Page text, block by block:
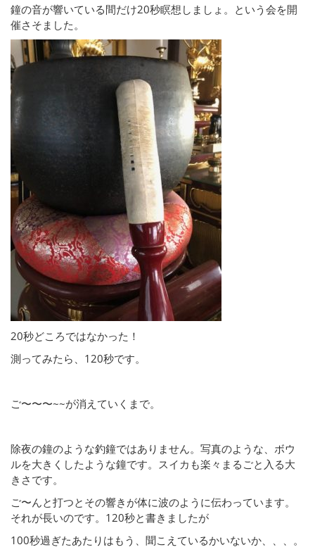
鐘の音が響いている間だけ20秒瞑想しましょ。という会を開
催さそました。
20秒どころではなかった！
測ってみたら、120秒です。
ご〜〜〜~~が消えていくまで。
除夜の鐘のような釣鐘ではありません。写真のような、ボウ
ルを大きくしたような鐘です。スイカも楽々まるごと入る大
きさです。
ご〜んと打つとその響きが体に波のように伝わっています。
それが長いのです。120秒と書きましたが
100秒過ぎたあたりはもう、聞こえているかいないか、、、。